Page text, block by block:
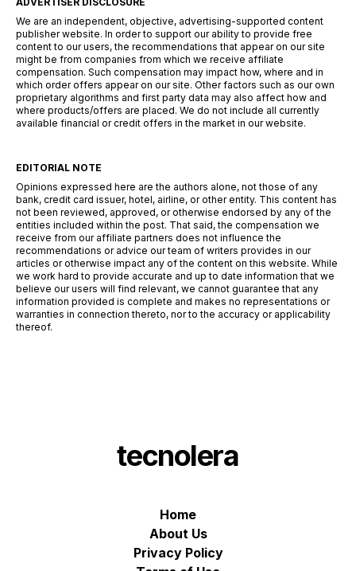
We are an independent, objective, advertising-supported content
publisher website. In order to support our ability to provide free
content to our users, the recommendations that appear on our site
might be from companies from which we receive affiliate
compensation. Such compensation may impact how, where and in
which order offers appear on our site. Other factors such as our own
proprietary algorithms and first party data may also affect how and
where products/offers are placed. We do not include all currently
available financial or credit offers in the market in our website.
EDITORIAL NOTE
Opinions expressed here are the authors alone, not those of any
bank, credit card issuer, hotel, airline, or other entity. This content has
not been reviewed, approved, or otherwise endorsed by any of the
entities included within the post. That said, the compensation we
receive from our affiliate partners does not influence the
recommendations or advice our team of writers provides in our
articles or otherwise impact any of the content on this website. While
we work hard to provide accurate and up to date information that we
believe our users will find relevant, we cannot guarantee that any
information provided is complete and makes no representations or
warranties in connection thereto, nor to the accuracy or applicability
thereof.
tecnolera
Home
About Us
Privacy Policy